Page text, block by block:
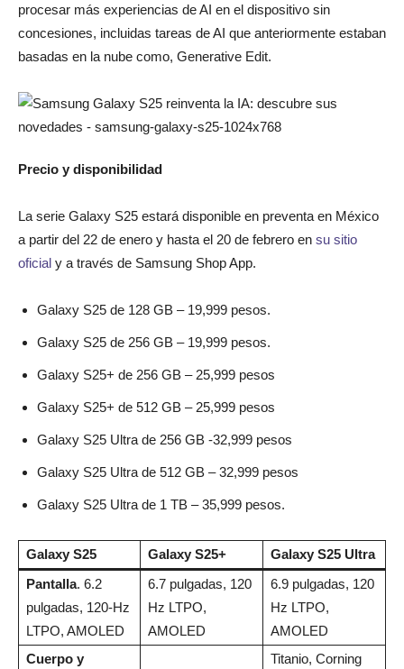
procesar más experiencias de AI en el dispositivo sin
concesiones, incluidas tareas de AI que anteriormente estaban
basadas en la nube como, Generative Edit.
Precio y disponibilidad
La serie Galaxy S25 estará disponible en preventa en México
a partir del 22 de enero y hasta el 20 de febrero en su sitio
oficial y a través de Samsung Shop App.
Galaxy S25 de 128 GB – 19,999 pesos.
Galaxy S25 de 256 GB – 19,999 pesos.
Galaxy S25+ de 256 GB – 25,999 pesos
Galaxy S25+ de 512 GB – 25,999 pesos
Galaxy S25 Ultra de 256 GB -32,999 pesos
Galaxy S25 Ultra de 512 GB – 32,999 pesos
Galaxy S25 Ultra de 1 TB – 35,999 pesos.
Galaxy S25 Galaxy S25+
Galaxy S25 Ultra
Pantalla. 6.2
pulgadas, 120-Hz
LTPO, AMOLED
6.7 pulgadas, 120
Hz LTPO,
AMOLED
6.9 pulgadas, 120
Hz LTPO,
AMOLED
Cuerpo y
Titanio, Corning